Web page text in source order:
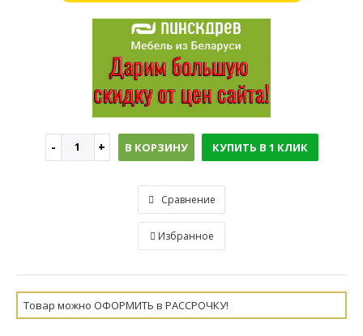
В КОРЗИНУ КУПИТЬ В 1 КЛИК
Сравнение
Избранное
Товар можно ОФОРМИТЬ в РАССРОЧКУ!